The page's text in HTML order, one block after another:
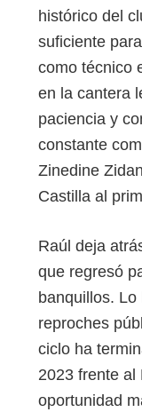
histórico del
suficiente
como técnico
en la cantera
paciencia y
constante
Zinedine
Castilla al
Raúl deja
que regresó
banquillos.
reproches
ciclo ha
2023 frente al
oportunidad